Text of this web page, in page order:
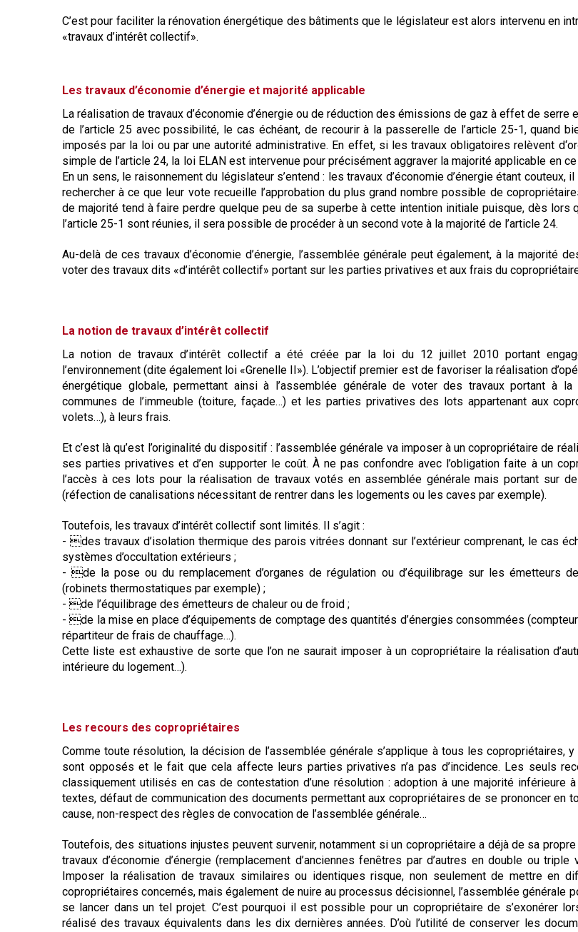
Concierge, gardien
Contentieux copropriété en difficulté
C’est pour faciliter la rénovation énergétique des bâtiments que le législateur est alors intervenu en
«travaux d’intérêt collectif».
Les travaux d’économie d’énergie et majorité applicable
La réalisation de travaux d’économie d’énergie ou de réduction des émissions de gaz à effet de serre
de l’article 25 avec possibilité, le cas échéant, de recourir à la passerelle de l’article 25-1, quand
imposés par la loi ou par une autorité administrative. En effet, si les travaux obligatoires relèvent
simple de l’article 24, la loi ELAN est intervenue pour précisément aggraver la majorité applicable en
En un sens, le raisonnement du législateur s’entend : les travaux d’économie d’énergie étant couteux,
rechercher à ce que leur vote recueille l’approbation du plus grand nombre possible de
de majorité tend à faire perdre quelque peu de sa superbe à cette intention initiale puisque, dès lors
l’article 25-1 sont réunies, il sera possible de procéder à un second vote à la majorité de l’article 24.
Au-delà de ces travaux d’économie d’énergie, l’assemblée générale peut également, à la majorité
voter des travaux dits «d’intérêt collectif» portant sur les parties privatives et aux frais du
La notion de travaux d’intérêt collectif
La notion de travaux d’intérêt collectif a été créée par la loi du 12 juillet 2010 portant
l’environnement (dite également loi «Grenelle II»). L’objectif premier est de favoriser la réalisation
énergétique globale, permettant ainsi à l’assemblée générale de voter des travaux portant à
communes de l’immeuble (toiture, façade…) et les parties privatives des lots appartenant aux
volets…), à leurs frais.
Et c’est là qu’est l’originalité du dispositif : l’assemblée générale va imposer à un copropriétaire de
ses parties privatives et d’en supporter le coût. À ne pas confondre avec l’obligation faite à un
l’accès à ces lots pour la réalisation de travaux votés en assemblée générale mais portant sur
(réfection de canalisations nécessitant de rentrer dans les logements ou les caves par exemple).
Toutefois, les travaux d’intérêt collectif sont limités. Il s’agit :
- des travaux d’isolation thermique des parois vitrées donnant sur l’extérieur comprenant, le cas
systèmes d’occultation extérieurs ;
- de la pose ou du remplacement d’organes de régulation ou d’équilibrage sur les émetteurs
(robinets thermostatiques par exemple) ;
- de l’équilibrage des émetteurs de chaleur ou de froid ;
- de la mise en place d’équipements de comptage des quantités d’énergies consommées
répartiteur de frais de chauffage…).
Cette liste est exhaustive de sorte que l’on ne saurait imposer à un copropriétaire la réalisation
intérieure du logement…).
Les recours des copropriétaires
Comme toute résolution, la décision de l’assemblée générale s’applique à tous les copropriétaires,
sont opposés et le fait que cela affecte leurs parties privatives n’a pas d’incidence. Les seuls
classiquement utilisés en cas de contestation d’une résolution : adoption à une majorité inférieure
textes, défaut de communication des documents permettant aux copropriétaires de se prononcer en
cause, non-respect des règles de convocation de l’assemblée générale…
Toutefois, des situations injustes peuvent survenir, notamment si un copropriétaire a déjà de sa
travaux d’économie d’énergie (remplacement d’anciennes fenêtres par d’autres en double ou triple
Imposer la réalisation de travaux similaires ou identiques risque, non seulement de mettre en
copropriétaires concernés, mais également de nuire au processus décisionnel, l’assemblée générale
se lancer dans un tel projet. C’est pourquoi il est possible pour un copropriétaire de s’exonérer
réalisé des travaux équivalents dans les dix dernières années. D’où l’utilité de conserver les